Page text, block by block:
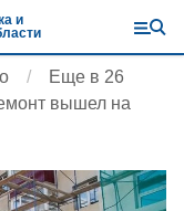
и
Еще в 26
вышел на